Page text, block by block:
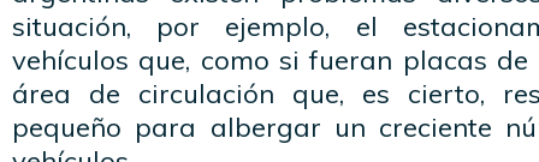
situación, por ejemplo, el
vehículos que, como si fueran placas
área de circulación que, es cierto,
pequeño para albergar un creciente